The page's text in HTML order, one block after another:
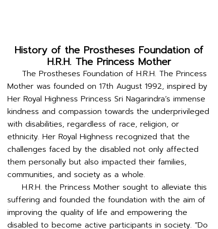
History of the Prostheses Foundation of
H.R.H. The Princess Mother
The Prostheses Foundation of H.R.H. The Princess
Mother was founded on 17th August 1992, inspired by
Her Royal Highness Princess Sri Nagarindra’s immense
kindness and compassion towards the underprivileged
with disabilities, regardless of race, religion, or
ethnicity. Her Royal Highness recognized that the
challenges faced by the disabled not only affected
them personally but also impacted their families,
communities, and society as a whole.
H.R.H. the Princess Mother sought to alleviate this
suffering and founded the foundation with the aim of
improving the quality of life and empowering the
disabled to become active participants in society. “Do